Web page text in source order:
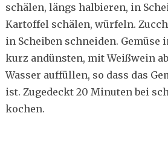
schälen, längs halbieren, in
Kartoffel schälen, würfeln.
in Scheiben schneiden. Gemüse
kurz andünsten, mit Weißwein
Wasser auffüllen, so dass das
ist. Zugedeckt 20 Minuten bei
kochen.